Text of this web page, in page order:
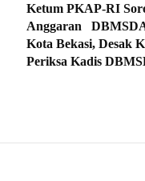
Ketum PKAP-RI
Anggaran
Kota Bekasi, Desak
Periksa Kadis